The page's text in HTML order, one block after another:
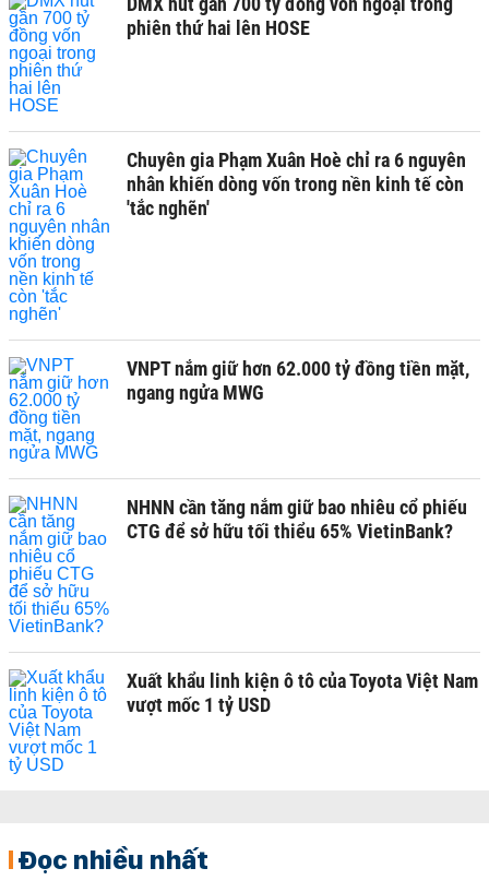
phiên thứ hai lên HOSE
Chuyên gia Phạm Xuân Hoè chỉ ra 6 nguyên
nhân khiến dòng vốn trong nền kinh tế còn
'tắc nghẽn'
VNPT nắm giữ hơn 62.000 tỷ đồng tiền mặt,
ngang ngửa MWG
NHNN cần tăng nắm giữ bao nhiêu cổ phiếu
CTG để sở hữu tối thiểu 65% VietinBank?
Xuất khẩu linh kiện ô tô của Toyota Việt Nam
vượt mốc 1 tỷ USD
Đọc nhiều nhất